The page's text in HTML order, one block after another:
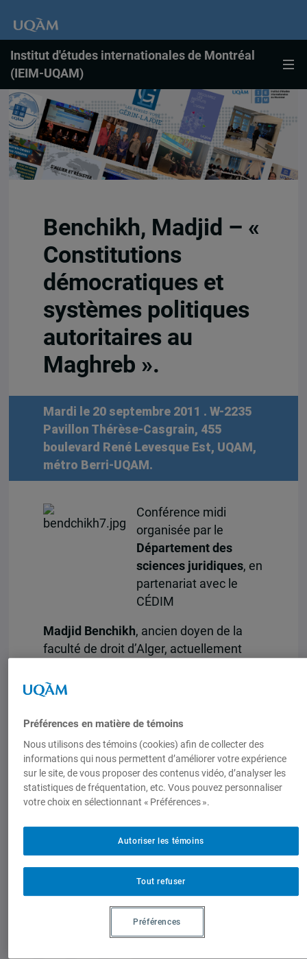
Institut d'études internationales de Montréal
(IEIM-UQAM)
Benchikh, Madjid – «
Constitutions
démocratiques et
systèmes politiques
autoritaires au
Maghreb ».
Mardi le 20 septembre 2011 . W-2235
Pavillon Thérèse-Casgrain, 455
boulevard René Levesque Est, UQAM,
métro Berri-UQAM.
Conférence midi
organisée par le
Département des
sciences juridiques, en
partenariat avec le
CÉDIM
Madjid Benchikh, ancien doyen de la
faculté de droit d’Alger, actuellement
Cergy-Pontoise, France.
Où: W-2235 Pavillon Thérèse-Casgrain,
455 boulevard René Levesque Est,
UQAM, métro Berri-UQAM.
Préférences en matière de témoins
Nous utilisons des témoins (cookies) afin de collecter des
informations qui nous permettent d’améliorer votre expérience
sur le site, de vous proposer des contenus vidéo, d’analyser les
statistiques de fréquentation, etc. Vous pouvez personnaliser
votre choix en sélectionnant « Préférences ».
Tout refuser
Autoriser les témoins
Préférences